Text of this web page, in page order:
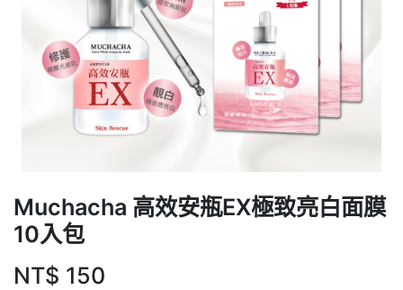
Muchacha 高效安瓶EX極致亮白面膜
10入包
NT$ 150